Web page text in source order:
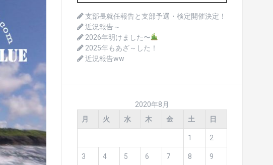
支部長就任報告と支部予選・検定開催決定！
近況報告～
2026年明けました〜
2025年もあざ～した！
近況報告ww
2020年8月
月
火 水 木 金 土 日
1 2
3 4 5 6 7 8 9